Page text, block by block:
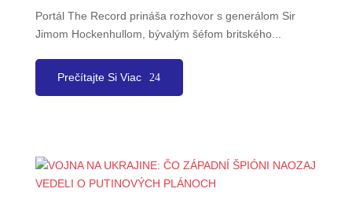
Portál The Record prináša rozhovor s generálom Sir
Jimom Hockenhullom, bývalým šéfom britského...
Prečítajte Si Viac